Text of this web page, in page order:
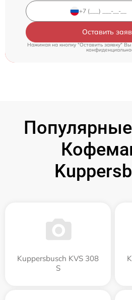
Оставить
Нажимая на кнопку "Оставить заявку"
Kuppersbusch KVS 308
S